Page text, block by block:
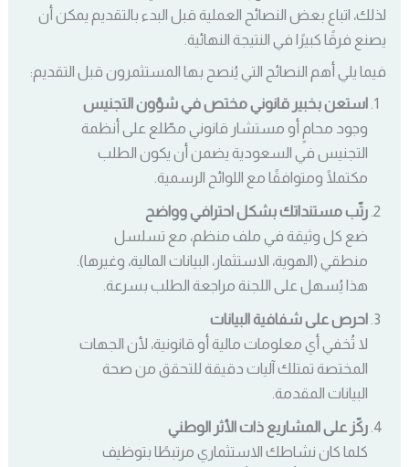
لذلك، اتباع بعض النصائح العملية قبل البدء بالتقديم يمكن أن
يصنع فرقًا كبيرًا في النتيجة النهائية.
فيما يلي أهم النصائح التي يُنصح بها المستثمرون قبل التقديم:
استعن بخبير قانوني مختص في شؤون التجنيس
وجود محامٍ أو مستشار قانوني مطّلع على أنظمة
التجنيس في السعودية يضمن أن يكون الطلب
مكتملًا ومتوافقًا مع اللوائح الرسمية.
رتّب مستنداتك بشكل احترافي وواضح
ضع كل وثيقة في ملف منظم، مع تسلسل
منطقي (الهوية، الاستثمار، البيانات المالية، وغيرها).
هذا يُسهل على اللجنة مراجعة الطلب بسرعة.
احرص على شفافية البيانات
لا تُخفي أي معلومات مالية أو قانونية، لأن الجهات
المختصة تمتلك آليات دقيقة للتحقق من صحة
البيانات المقدمة.
ركّز على المشاريع ذات الأثر الوطني
كلما كان نشاطك الاستثماري مرتبطًا بتوظيف